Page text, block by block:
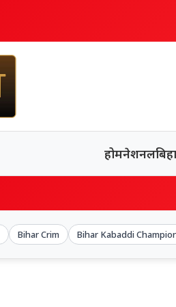
होमनेशनल
Bihar Crim Bihar Kabaddi